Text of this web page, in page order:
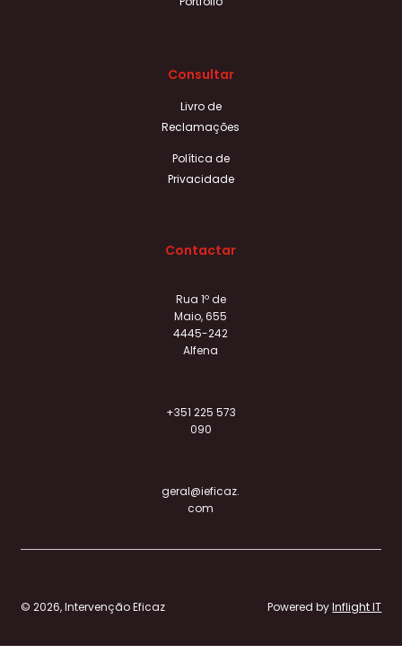
Consultar
Livro de
Reclamações
Política de
Privacidade
Contactar
Rua 1º de
Maio, 655
4445-242
Alfena
+351 225 573
090
geral@ieficaz.
com
© 2026, Intervenção Eficaz Powered byInflight IT